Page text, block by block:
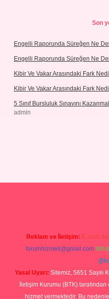
Son
Engelli Raporunda Süreğen Ne
Engelli Raporunda Süreğen Ne
Kibir Ve Vakar Arasındaki Fark
Kibir Ve Vakar Arasındaki Fark
5 Sınıf Bursluluk Sınavını
admin
Reklam ve İletişim: E-mail:
forumhizmeti@gmail.com
Yasal Uyarı: Sitemiz, 5651 Sayılı
İletişim Kurumu (BTK)
hizmet vermektedir. Bu